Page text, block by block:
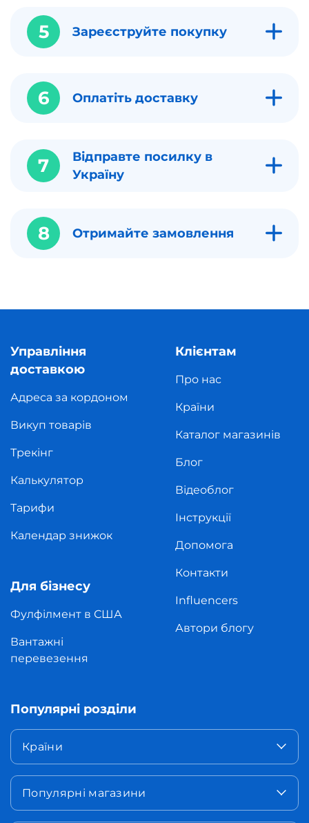
5 Зареєструйте покупку
6 Оплатіть доставку
7
Відправте посилку в
Україну
8 Отримайте замовлення
Управління
доставкою
Адреса за кордоном
Викуп товарів
Трекінг
Калькулятор
Тарифи
Календар знижок
Для бізнесу
Фулфілмент в США
Вантажні
перевезення
Клієнтам
Про нас
Країни
Каталог магазинів
Блог
Відеоблог
Інструкції
Допомога
Контакти
Influencers
Автори блогу
Популярні розділи
Країни
Популярні магазини